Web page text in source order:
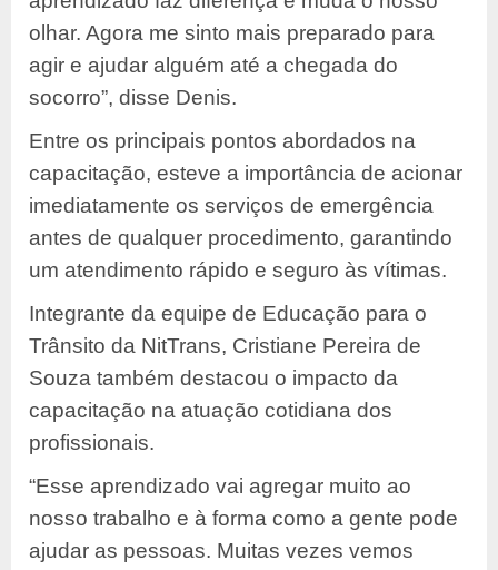
olhar. Agora me sinto mais preparado para
agir e ajudar alguém até a chegada do
socorro”, disse Denis.
Entre os principais pontos abordados na
capacitação, esteve a importância de acionar
imediatamente os serviços de emergência
antes de qualquer procedimento, garantindo
um atendimento rápido e seguro às vítimas.
Integrante da equipe de Educação para o
Trânsito da NitTrans, Cristiane Pereira de
Souza também destacou o impacto da
capacitação na atuação cotidiana dos
profissionais.
“Esse aprendizado vai agregar muito ao
nosso trabalho e à forma como a gente pode
ajudar as pessoas. Muitas vezes vemos